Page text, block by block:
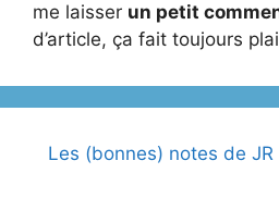
me laisser un petit
d’article, ça fait toujours
Les (bonnes) notes de